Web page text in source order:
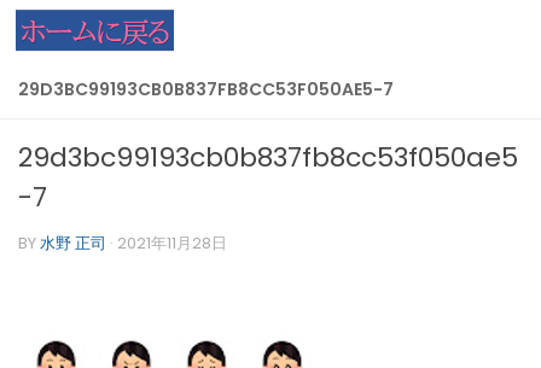
コンテンツへスキップ
29D3BC99193CB0B837FB8CC53F050AE5-7
29d3bc99193cb0b837fb8cc53f050ae5
-7
BY水野 正司 · 2021年11月28日